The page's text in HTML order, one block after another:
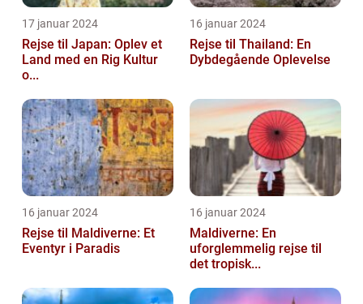
17 januar 2024
Rejse til Japan: Oplev et
Land med en Rig Kultur
o...
16 januar 2024
Rejse til Thailand: En
Dybdegående Oplevelse
16 januar 2024
Rejse til Maldiverne: Et
Eventyr i Paradis
16 januar 2024
Maldiverne: En
uforglemmelig rejse til
det tropisk...